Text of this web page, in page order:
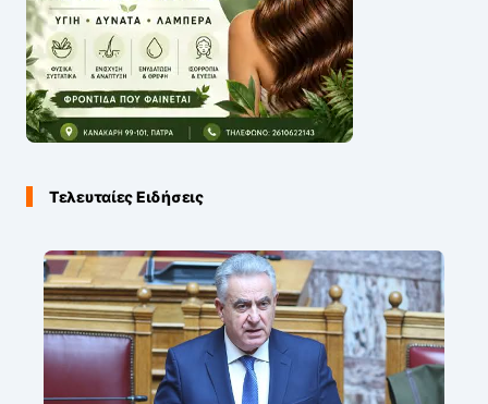
Τελευταίες Ειδήσεις